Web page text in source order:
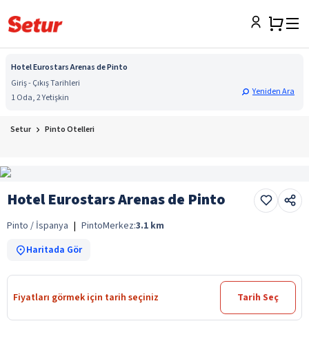
Hotel Eurostars Arenas de Pinto
Giriş - Çıkış Tarihleri
1 Oda, 2 Yetişkin
Yeniden Ara
Setur Pinto Otelleri
Hotel Eurostars Arenas de Pinto
Pinto / İspanya | PintoMerkez:3.1 km
Haritada Gör
Fiyatları görmek için tarih seçiniz Tarih Seç